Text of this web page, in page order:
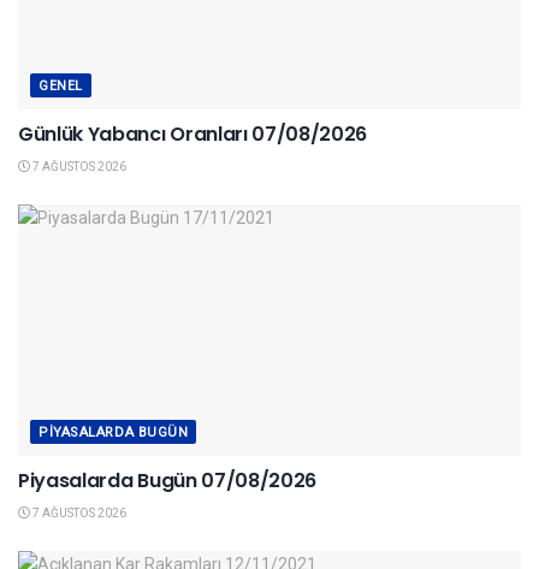
GENEL
Günlük Yabancı Oranları 07/08/2026
7 AĞUSTOS 2026
PIYASALARDA BUGÜN
Piyasalarda Bugün 07/08/2026
7 AĞUSTOS 2026